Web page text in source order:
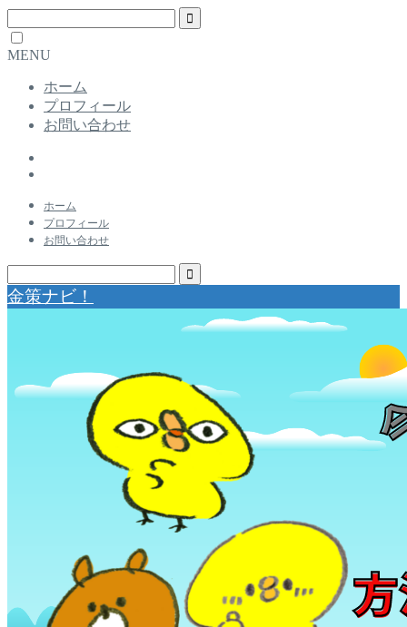
MENU
ホーム
プロフィール
お問い合わせ
ホーム
プロフィール
お問い合わせ
金策ナビ！